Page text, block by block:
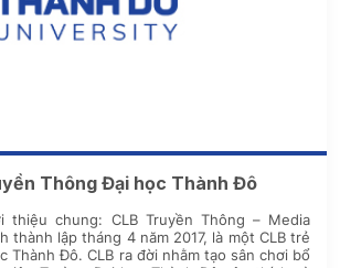
Thông Đại học Thành Đô
thiệu chung: CLB Truyền Thông – Media
thành lập tháng 4 năm 2017, là một CLB trẻ
Thành Đô. CLB ra đời nhằm tạo sân chơi bổ